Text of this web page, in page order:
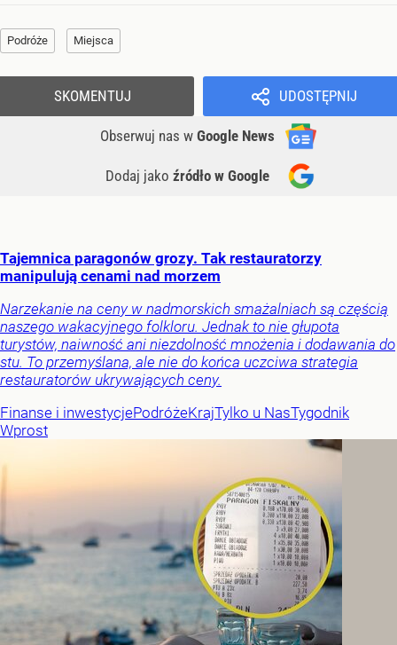
Podróże Miejsca
UDOSTĘPNIJ
Obserwuj nas w Google News
Dodaj jako źródło w Google
SKOMENTUJ
Tajemnica paragonów grozy. Tak restauratorzy
manipulują cenami nad morzem
Narzekanie na ceny w nadmorskich smażalniach są częścią
naszego wakacyjnego folkloru. Jednak to nie głupota
turystów, naiwność ani niezdolność mnożenia i dodawania do
stu. To przemyślana, ale nie do końca uczciwa strategia
restauratorów ukrywających ceny.
Finanse i inwestycjePodróżeKrajTylko u NasTygodnik
Wprost